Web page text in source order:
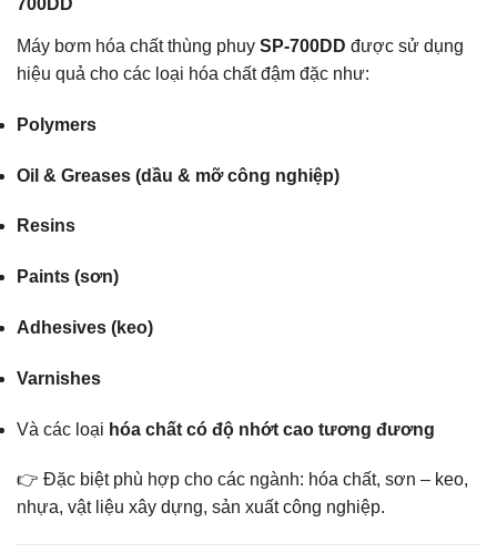
700DD
Máy bơm hóa chất thùng phuy SP-700DD được sử dụng
hiệu quả cho các loại hóa chất đậm đặc như:
Polymers
Oil & Greases (dầu & mỡ công nghiệp)
Resins
Paints (sơn)
Adhesives (keo)
Varnishes
Và các loại hóa chất có độ nhớt cao tương đương
👉 Đặc biệt phù hợp cho các ngành: hóa chất, sơn – keo,
nhựa, vật liệu xây dựng, sản xuất công nghiệp.